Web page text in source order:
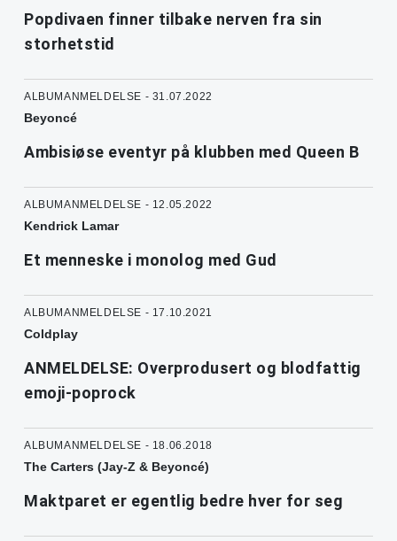
Popdivaen finner tilbake nerven fra sin
storhetstid
ALBUMANMELDELSE - 31.07.2022
Beyoncé
Ambisiøse eventyr på klubben med Queen B
ALBUMANMELDELSE - 12.05.2022
Kendrick Lamar
Et menneske i monolog med Gud
ALBUMANMELDELSE - 17.10.2021
Coldplay
ANMELDELSE: Overprodusert og blodfattig
emoji-poprock
ALBUMANMELDELSE - 18.06.2018
The Carters (Jay-Z & Beyoncé)
Maktparet er egentlig bedre hver for seg